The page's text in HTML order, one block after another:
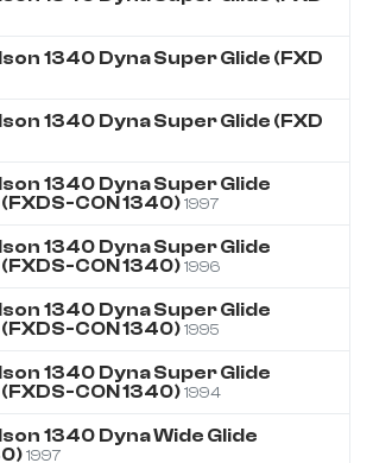
1340 Dyna Super Glide (FXD
1340 Dyna Super Glide (FXD
1340 Dyna Super Glide
CON 1340) 1997
1340 Dyna Super Glide
CON 1340) 1996
1340 Dyna Super Glide
CON 1340) 1995
1340 Dyna Super Glide
CON 1340) 1994
1340 Dyna Wide Glide
1997